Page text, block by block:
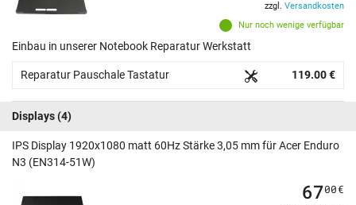
Nur noch wenige verfügbar
zzgl. Versandkosten
Einbau in unserer Notebook Reparatur Werkstatt
Reparatur Pauschale Tastatur 119.00 €
Displays(4)
IPS Display 1920x1080 matt 60Hz Stärke 3,05 mm für Acer Enduro
N3 (EN314-51W)
6700€